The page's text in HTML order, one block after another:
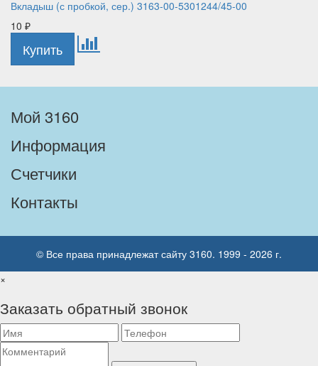
Вкладыш (с пробкой, сер.) 3163-00-5301244/45-00
10 ₽
Мой 3160
Информация
Счетчики
Контакты
© Все права принадлежат сайту 3160. 1999 - 2026 г.
×
Заказать обратный звонок